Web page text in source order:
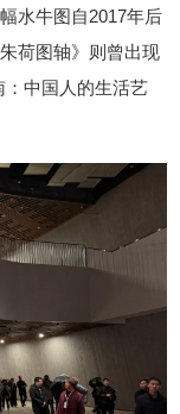
水牛图自2017年后
荷图轴》则曾出现
：中国人的生活艺